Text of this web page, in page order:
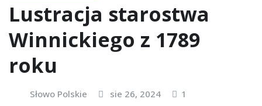
Lustracja starostwa
Winnickiego z 1789
roku
Słowo Polskie sie 26, 2024 1